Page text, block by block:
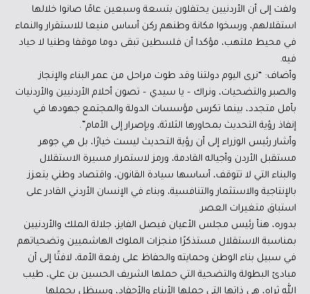
ولفت إلى أن الأردنيين يحتفلون بتسعة وسبعين عامًا صانوا خلالها
استقلالهم، ورسخوا مكانة وطنهم ركن أساس منيعا للاستقرار والنماء
في محيط ملتهب، مؤكدا أن فلسطين تبقى دوما موقفا وطنيا لا حياد
فيه.
وأضاف: “نرى اليوم دولتنا وقد طوت مراحل من عمر البناء والإنجاز
والصبر والتضحيات، ونراك – يا سيدي – تصون أحلام الأردنيين والأردنيات
بأمل متجدد، بينما تكرس مؤسسات الدولة والمجتمع جهودها في
إنفاذ رؤية التحديث بمحاورها الثلاثة، وبإصرار إلى الأمام”.
وأشار رئيس الوزراء إلى أن رؤية التحديث ليست خيارًا، بل هي جوهر
مستقبل الأردن وأجياله القادمة، ورمز لاستمرار مسيرة الاستقلال
والبناء التي لا تتوقف، أساسها سيادة القانون، واقتصاد وطني يتعزز
بالإنتاجية والاستثمار والتنافسية، وبناء في الإنسان الأردني القادر على
استباق متغيرات العصر.
بدوره، هنأ رئيس مجلس الأعيان فيصل الفايز، جلالة الملك والأردنيين
بمناسبة الاستقلال مستذكرًا منجزات الملوك الهاشميين وتضحياتهم
في سبيل بناء الوطن وحمايته والحفاظ على رفعة الأمة، لافتًا إلى أن
مبادئ البطولة والتضحية التي حملها الشريف الحسين بن علي، طيب
الله ثراه، هي ذاتها التي حملها الأبناء والأحفاد، وسيظل يحملها